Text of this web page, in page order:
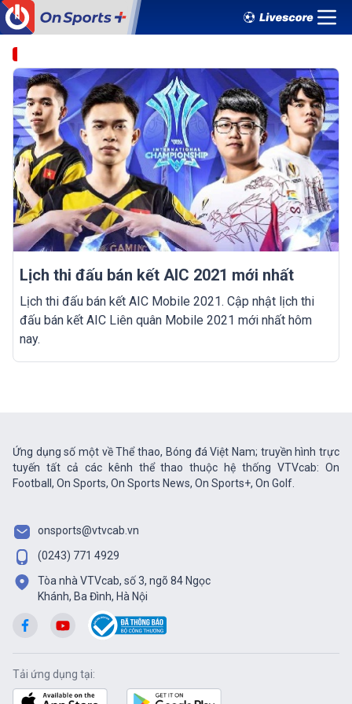
Lịch thi đấu bán kết AIC 2021 mới nhất
Lịch thi đấu bán kết AIC Mobile 2021. Cập nhật lịch thi
đấu bán kết AIC Liên quân Mobile 2021 mới nhất hôm
nay.
Ứng dụng số một về Thể thao, Bóng đá Việt Nam; truyền hình trực
tuyến tất cả các kênh thể thao thuộc hệ thống VTVcab: On
Football, On Sports, On Sports News, On Sports+, On Golf.
onsports@vtvcab.vn
(0243) 771 4929
Tòa nhà VTVcab, số 3, ngõ 84 Ngọc
Khánh, Ba Đình, Hà Nội
Tải ứng dụng tại: